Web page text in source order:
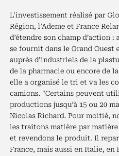
L’investissement réalisé par
Région, l’Ademe et France
d’étendre son champ d’action
se fournit dans le Grand Ouest
auprès d’industriels de la
de la pharmacie ou encore de
elle a organisé le tri et va les
camions. "Certains peuvent
productions jusqu’à 15 ou 20
Nicolas Richard. Pour moitié,
les traitons matière par
et revendons le produit. Il
France, mais aussi en Italie, en